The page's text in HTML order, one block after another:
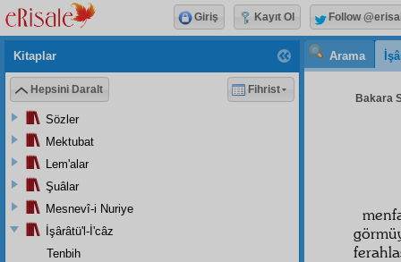
Arama
Bakara
Kitaplar
Hepsini Daralt Fihrist
Sözler
Mektubat
Lem'alar
Şuâlar
Mesnevî-i Nuriye
İşârâtü'l-İ'câz
Tenbih
Giriş Kayıt Ol Follow